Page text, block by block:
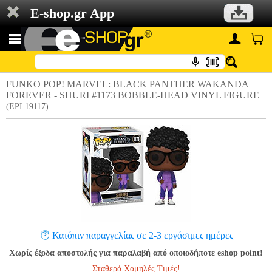
E-shop.gr App
FUNKO POP! MARVEL: BLACK PANTHER WAKANDA
FOREVER - SHURI #1173 BOBBLE-HEAD VINYL FIGURE
(EPI.19117)
Κατόπιν παραγγελίας σε 2-3 εργάσιμες ημέρες
Χωρίς έξοδα αποστολής για παραλαβή από οποιοδήποτε eshop point!
Σταθερά Χαμηλές Τιμές!